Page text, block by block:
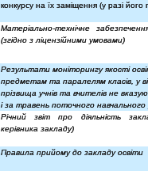
конкурсу на їх заміщення (у разі його
Матеріально-технічне
(згідно з ліцензійними умовами)
Результати моніторингу якості
предметам та паралелям класів, у
прізвища учнів та вчителів не
і за травень поточного навчального
Річний звіт про діяльність
керівника закладу)
Правила прийому до закладу освіти